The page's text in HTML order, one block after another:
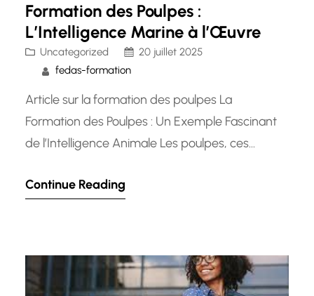
spécifiquement aux besoins et aux objectifs…
Formation des Poulpes :
L’Intelligence Marine à l’Œuvre
Uncategorized
20 juillet 2025
fedas-formation
Article sur la formation des poulpes La
Formation des Poulpes : Un Exemple Fascinant
de l’Intelligence Animale Les poulpes, ces
seulement connus pour leur apparence étrange
fascinante des poulpes est leur capacité à
apprendre et à s’adapter…
Continue Reading